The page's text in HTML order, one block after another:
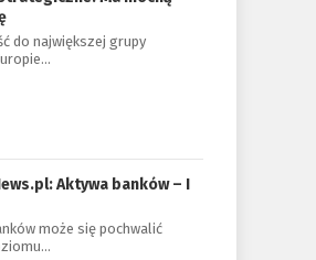
do największej grupy
Aktywa banków – I
może się pochwalić